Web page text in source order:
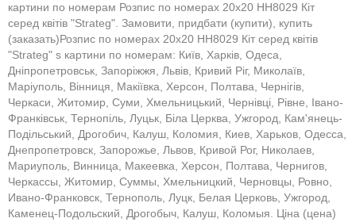
картини по номерам Розпис по номерах 20х20 HH8029 Кіт
серед квітів "Strateg". Замовити, придбати (купити), купить
(заказать)Розпис по номерах 20х20 HH8029 Кіт серед квітів
"Strateg" s картини по номерам: Київ, Харків, Одеса,
Дніпропетровськ, Запоріжжя, Львів, Кривий Ріг, Миколаїв,
Маріуполь, Вінниця, Макіївка, Херсон, Полтава, Чернігів,
Черкаси, Житомир, Суми, Хмельницький, Чернівці, Рівне, Івано-
Франківськ, Тернопіль, Луцьк, Біла Церква, Ужгород, Кам'янець-
Подільський, Дрогобич, Калуш, Коломия, Киев, Харьков, Одесса,
Днепропетровск, Запорожье, Львов, Кривой Рог, Николаев,
Мариуполь, Винница, Макеевка, Херсон, Полтава, Чернигов,
Черкассы, Житомир, Суммы, Хмельницкий, Черновцы, Ровно,
Ивано-Франковск, Тернополь, Луцк, Белая Церковь, Ужгород,
Каменец-Подольский, Дрогобыч, Калуш, Коломыя. Ціна (цена)